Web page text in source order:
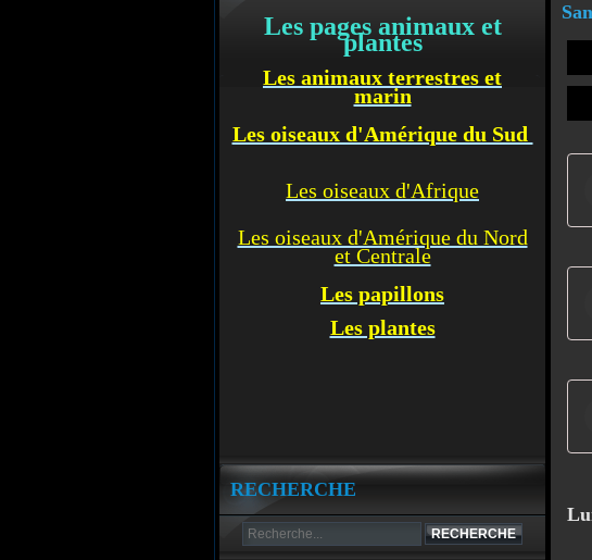
Les pages animaux et
plantes
Les animaux terrestres et
marin
Les oiseaux d'Amérique du Sud
Les oiseaux d'Afrique
Les oiseaux d'Amérique du Nord
et Centrale
Les papillons
Les plantes
RECHERCHE